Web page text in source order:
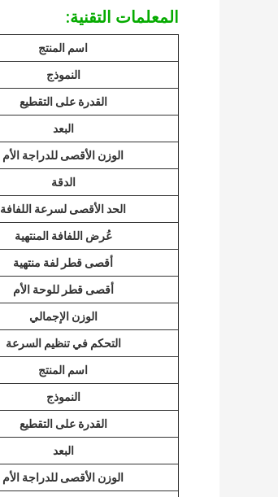
المعلمات التقنية:
اسم المنتج
النموذج
القدرة على التقطيع
البعد
الوزن الأقصى للدراجة الأم
الدقة
الحد الأقصى لسرعة اللفافة
عُرض اللفافة المنتهية
أقصى قطر لفة منتهية
أقصى قطر للوحة الأم
الوزن الإجمالي
التحكم في تنظيم السرعة
اسم المنتج
النموذج
القدرة على التقطيع
البعد
الوزن الأقصى للدراجة الأم